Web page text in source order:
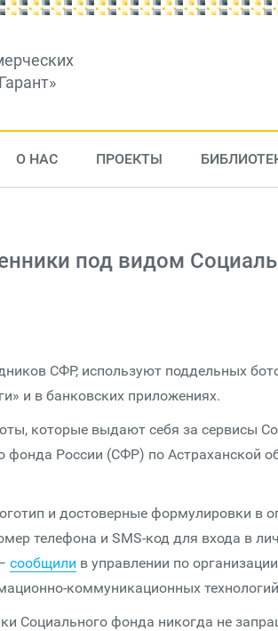
О НАС ПРОЕКТЫ
под видом
СФР, используют поддельных
и в банковских приложениях.
которые выдают себя за сервисы
фонда России (СФР) по Астраханской
и достоверные формулировки в
телефона и SMS-код для входа в
сообщили в управлении по
коммуникационных
Социального фонда никогда не